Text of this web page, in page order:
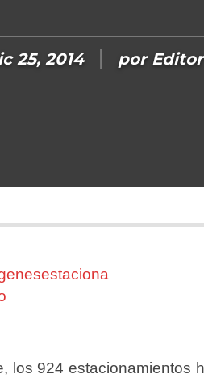
25, 2014 por
los 924 estacionamientos